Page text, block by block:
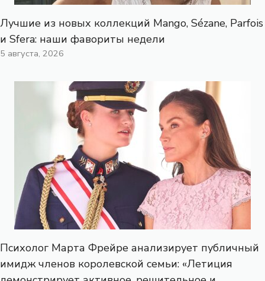
Лучшие из новых коллекций Mango, Sézane, Parfois
и Sfera: наши фавориты недели
5 августа, 2026
Психолог Марта Фрейре анализирует публичный
имидж членов королевской семьи: «Летиция